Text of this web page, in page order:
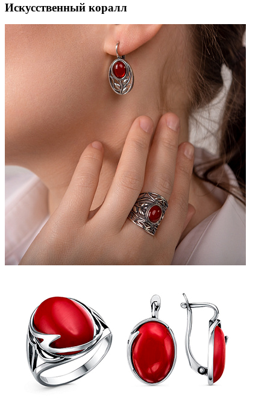
Искусственный коралл